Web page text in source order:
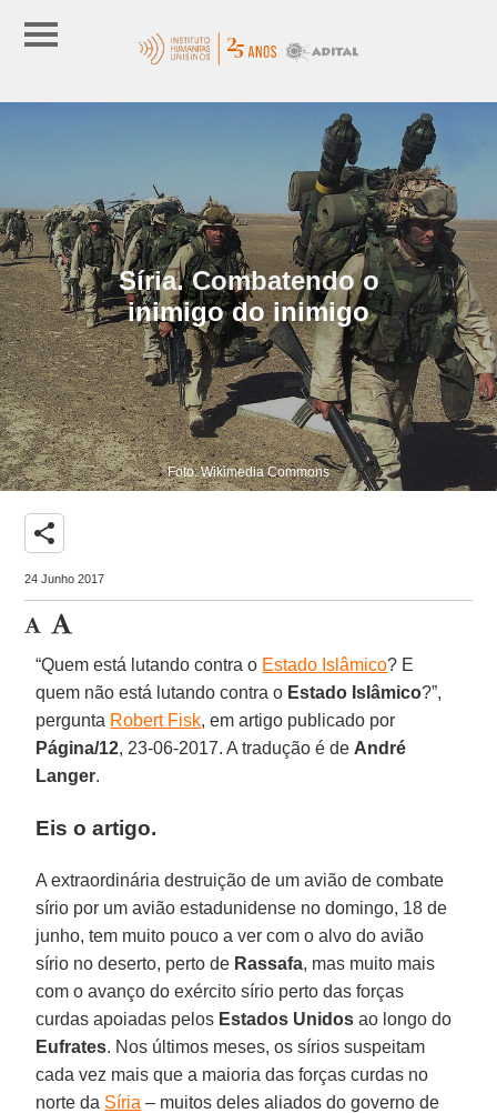
Síria. Combatendo o
inimigo do inimigo
Foto: Wikimedia Commons
share
24 Junho 2017
“Quem está lutando contra o Estado Islâmico? E
quem não está lutando contra o Estado Islâmico?”,
pergunta Robert Fisk, em artigo publicado por
Página/12, 23-06-2017. A tradução é de André
Langer.
Eis o artigo.
A extraordinária destruição de um avião de combate
sírio por um avião estadunidense no domingo, 18 de
junho, tem muito pouco a ver com o alvo do avião
sírio no deserto, perto de Rassafa, mas muito mais
com o avanço do exército sírio perto das forças
curdas apoiadas pelos Estados Unidos ao longo do
Eufrates. Nos últimos meses, os sírios suspeitam
cada vez mais que a maioria das forças curdas no
norte da Síria – muitos deles aliados do governo de